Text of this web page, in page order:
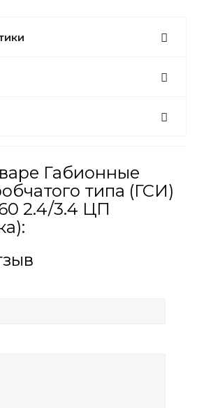
Габионные
типа (ГСИ)
2.4/3.4 ЦП